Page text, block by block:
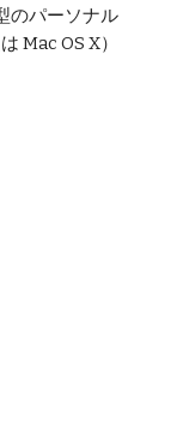
のパーソナル
Mac OS X）